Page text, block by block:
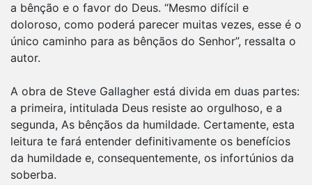
a bênção e o favor do Deus. “Mesmo difícil e
doloroso, como poderá parecer muitas vezes, esse é o
único caminho para as bênçãos do Senhor”, ressalta o
autor.
A obra de Steve Gallagher está divida em duas partes:
a primeira, intitulada Deus resiste ao orgulhoso, e a
segunda, As bênçãos da humildade. Certamente, esta
leitura te fará entender definitivamente os benefícios
da humildade e, consequentemente, os infortúnios da
soberba.